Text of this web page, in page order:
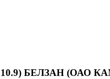
БЕЛЗАН (ОАО